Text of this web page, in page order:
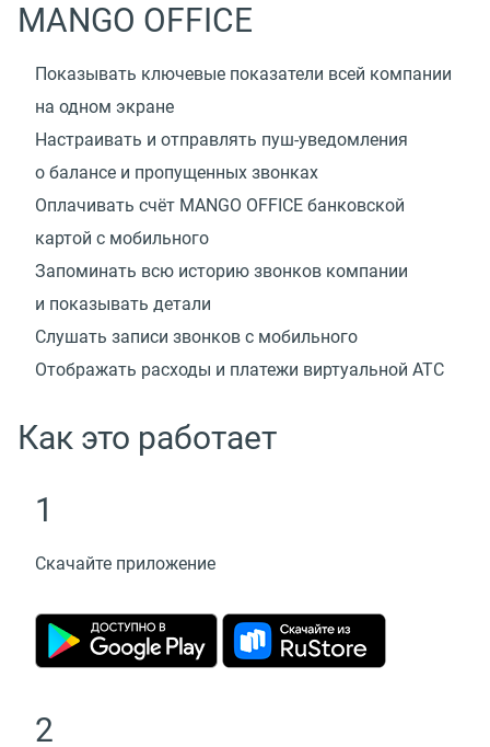
MANGO OFFICE
Показывать ключевые показатели всей компании
на одном экране
Настраивать и отправлять пуш-уведомления
о балансе и пропущенных звонках
Оплачивать счёт MANGO OFFICE банковской
картой с мобильного
Запоминать всю историю звонков компании
и показывать детали
Слушать записи звонков с мобильного
Отображать расходы и платежи виртуальной АТС
Как это работает
1
Скачайте приложение
2